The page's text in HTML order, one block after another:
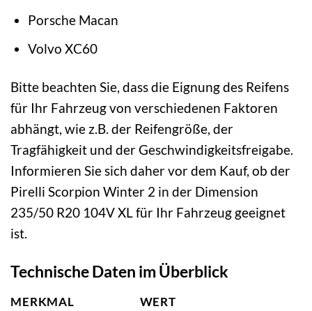
Porsche Macan
Volvo XC60
Bitte beachten Sie, dass die Eignung des Reifens
für Ihr Fahrzeug von verschiedenen Faktoren
abhängt, wie z.B. der Reifengröße, der
Tragfähigkeit und der Geschwindigkeitsfreigabe.
Informieren Sie sich daher vor dem Kauf, ob der
Pirelli Scorpion Winter 2 in der Dimension
235/50 R20 104V XL für Ihr Fahrzeug geeignet
ist.
Technische Daten im Überblick
MERKMAL
WERT